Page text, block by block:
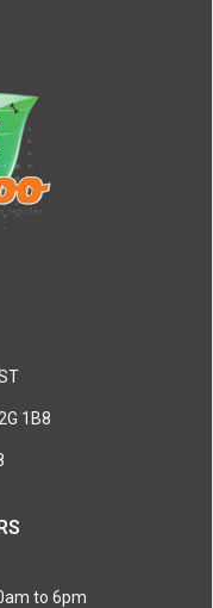
1B8
to 6pm